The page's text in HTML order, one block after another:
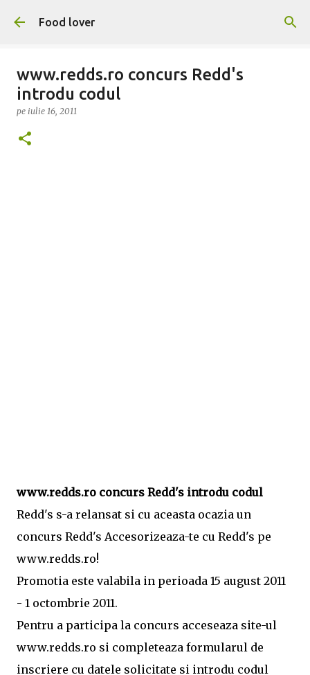
Treceți la conținutul principal
Food lover
www.redds.ro concurs Redd's
introdu codul
pe iulie 16, 2011
www.redds.ro concurs Redd's introdu codul
Redd's s-a relansat si cu aceasta ocazia un
concurs Redd's Accesorizeaza-te cu Redd's pe
www.redds.ro!
Promotia este valabila in perioada 15 august 2011
- 1 octombrie 2011.
Pentru a participa la concurs acceseaza site-ul
www.redds.ro si completeaza formularul de
inscriere cu datele solicitate si introdu codul